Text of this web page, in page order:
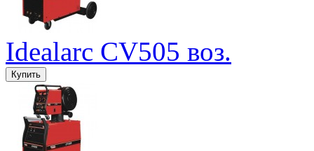
Idealarc CV505 воз.